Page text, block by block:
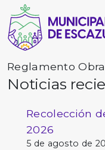
Reglamento
Noticias
Recolección
2026
5 de agosto de